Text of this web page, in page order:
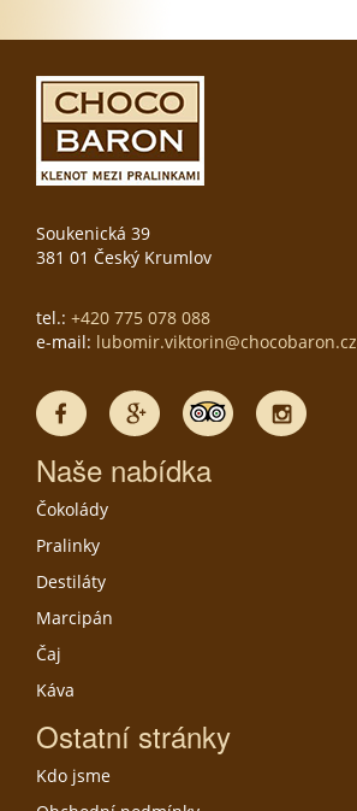
Soukenická 39
381 01 Český Krumlov
tel.: +420 775 078 088
e-mail: lubomir.viktorin@chocobaron.cz
Naše nabídka
Čokolády
Pralinky
Destiláty
Marcipán
Čaj
Káva
Ostatní stránky
Kdo jsme